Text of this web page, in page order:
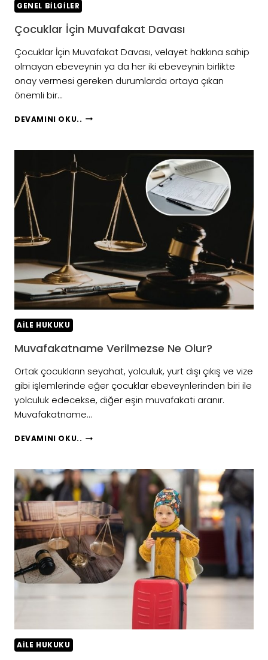
GENEL BILGILER
Çocuklar İçin Muvafakat Davası
Çocuklar İçin Muvafakat Davası, velayet hakkına sahip
olmayan ebeveynin ya da her iki ebeveynin birlikte
onay vermesi gereken durumlarda ortaya çıkan
önemli bir…
DEVAMINI OKU.. ÇOCUKLAR
DAVASI
AILE HUKUKU
Muvafakatname Verilmezse Ne Olur?
Ortak çocukların seyahat, yolculuk, yurt dışı çıkış ve vize
gibi işlemlerinde eğer çocuklar ebeveynlerinden biri ile
yolculuk edecekse, diğer eşin muvafakati aranır.
Muvafakatname…
DEVAMINI OKU.. MUVAFAKATNAME
OLUR?
AILE HUKUKU